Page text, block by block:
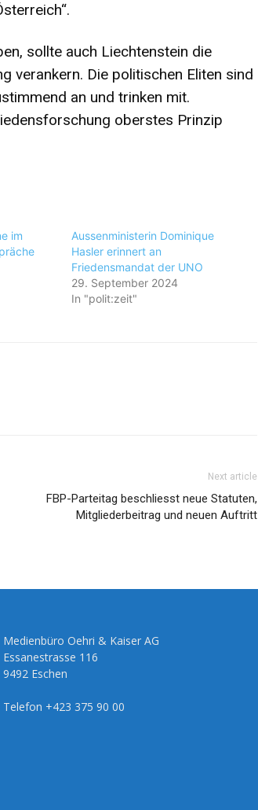
sollte auch Liechtenstein die
verankern. Die politischen Eliten sind
an und trinken mit.
oberstes Prinzip
im
Aussenministerin Dominique
Hasler erinnert an
Friedensmandat der UNO
29. September 2024
In "polit:zeit"
Next article
FBP-Parteitag beschliesst neue Statuten,
Mitgliederbeitrag und neuen Auftritt
Medienbüro Oehri & Kaiser AG
Essanestrasse 116
9492 Eschen
Telefon +423 375 90 00